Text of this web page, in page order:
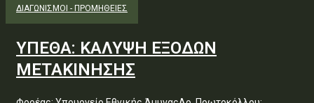
ΔΙΑΓΩΝΙΣΜΟΊ - ΠΡΟΜΉΘΕΙΕΣ
ΥΠΕΘΑ: ΚΑΛΥΨΗ ΕΞΟΔΩΝ
ΜΕΤΑΚΙΝΗΣΗΣ